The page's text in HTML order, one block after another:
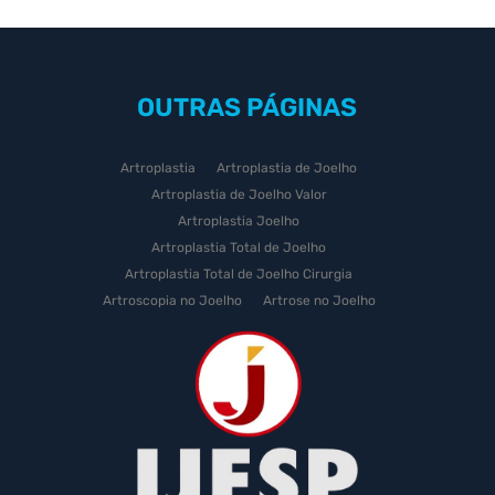
OUTRAS PÁGINAS
Artroplastia
Artroplastia de Joelho
Artroplastia de Joelho Valor
Artroplastia Joelho
Artroplastia Total de Joelho
Artroplastia Total de Joelho Cirurgia
Artroscopia no Joelho
Artrose no Joelho
Artrose no Joelho Cirurgia
Artrose no Joelho Tratamento
Celulas Tronco Joelho
Celula Tronco Esporte
Cirurgia Artroplastia de Joelho
Cirurgia Artroplastia Joelho
Cirurgia Artrose Joelho Preço